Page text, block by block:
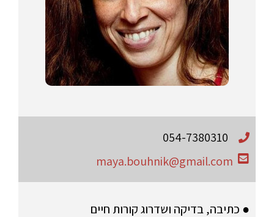
054-7380310
maya.bouhnik@gmail.com
● כתיבה, בדיקה ושדרוג קורות חיים